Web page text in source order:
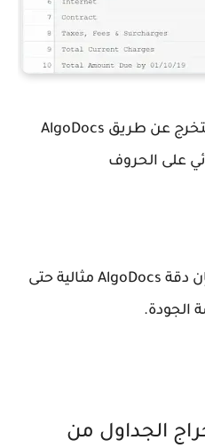
صورة (4) الجدول المستخرج عن طريق AlgoDocs
على الحروف
كما ترى وكما وضحنا لك فإن دقة AlgoDocs مثالية حتى
الجودة.
الجداول من